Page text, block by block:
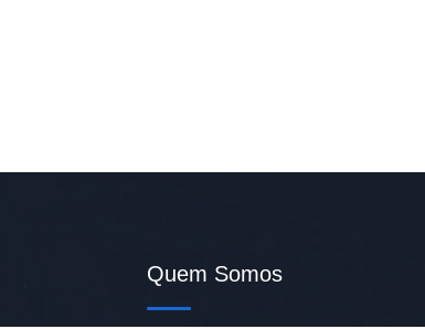
Quem Somos